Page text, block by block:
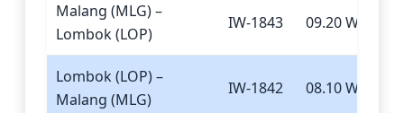
Malang (MLG) –
Lombok (LOP)
IW-1843 09.20 WIB
Lombok (LOP) –
Malang (MLG)
IW-1842 08.10 WITA